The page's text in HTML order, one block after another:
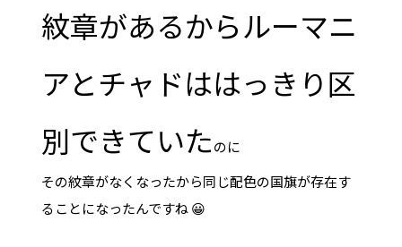
紋章があるからルーマニ
アとチャドははっきり区
別できていたのに
その紋章がなくなったから同じ配色の国旗が存在す
ることになったんですね 😀